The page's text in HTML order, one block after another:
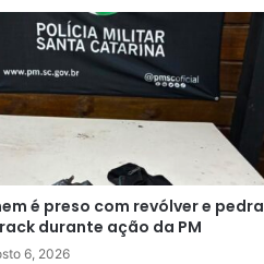
é preso com revólver e pedra
durante ação da PM
6, 2026